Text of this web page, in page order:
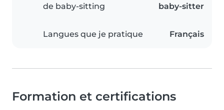
de baby-sitting
baby-sitter
Langues que je pratique Français
Formation et certifications